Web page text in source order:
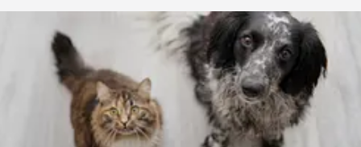
Trusted Shops
4,74/ 5